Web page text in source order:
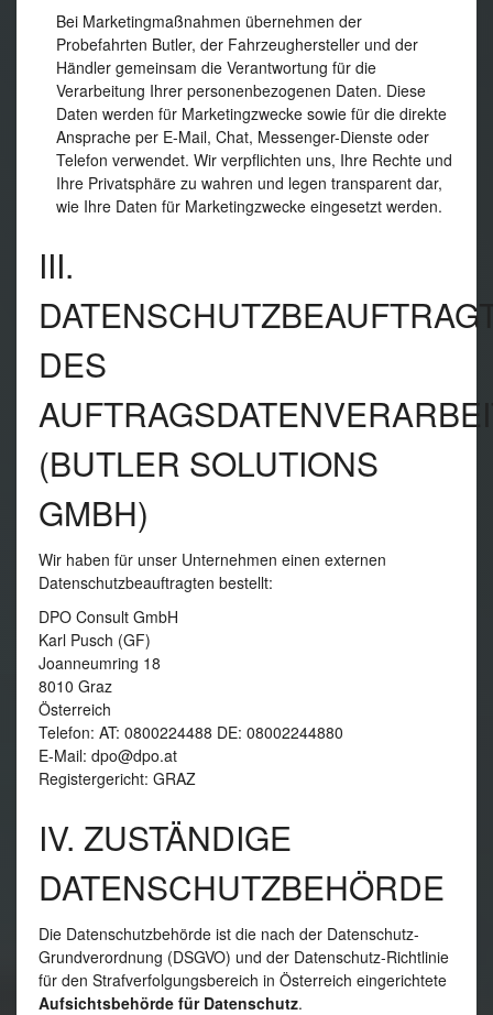
Bei Marketingmaßnahmen übernehmen der
Probefahrten Butler, der Fahrzeughersteller und der
Händler gemeinsam die Verantwortung für die
Verarbeitung Ihrer personenbezogenen Daten. Diese
Daten werden für Marketingzwecke sowie für die direkte
Ansprache per E-Mail, Chat, Messenger-Dienste oder
Telefon verwendet. Wir verpflichten uns, Ihre Rechte und
Ihre Privatsphäre zu wahren und legen transparent dar,
wie Ihre Daten für Marketingzwecke eingesetzt werden.
III.
DES
(BUTLER SOLUTIONS
GMBH)
Wir haben für unser Unternehmen einen externen
Datenschutzbeauftragten bestellt:
DPO Consult GmbH
Karl Pusch (GF)
Joanneumring 18
8010 Graz
Österreich
Telefon: AT: 0800224488 DE: 08002244880
E-Mail: dpo@dpo.at
Registergericht: GRAZ
IV. ZUSTÄNDIGE
DATENSCHUTZBEHÖRDE
Die Datenschutzbehörde ist die nach der Datenschutz-
Grundverordnung (DSGVO) und der Datenschutz-Richtlinie
für den Strafverfolgungsbereich in Österreich eingerichtete
Aufsichtsbehörde für Datenschutz.